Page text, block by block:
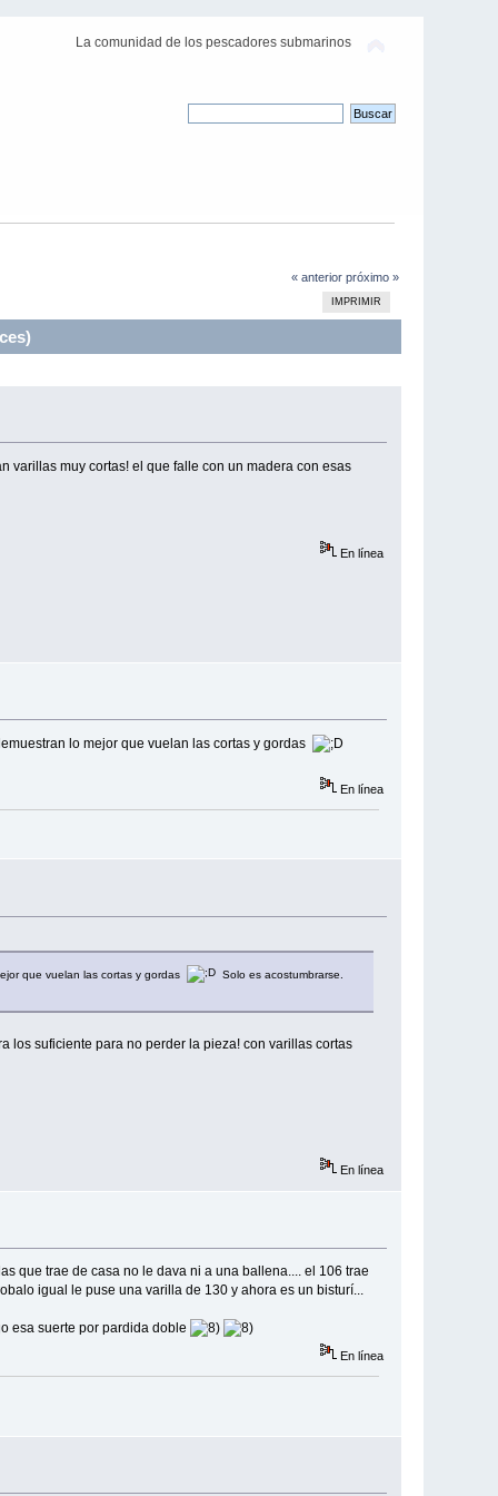
La comunidad de los pescadores submarinos
« anterior próximo »
IMPRIMIR
varillas muy cortas! el que falle con un madera con esas
En línea
lo mejor que vuelan las cortas y gordas
En línea
que vuelan las cortas y gordas
Solo es acostumbrarse.
los suficiente para no perder la pieza! con varillas cortas
En línea
que trae de casa no le dava ni a una ballena.... el 106 trae
igual le puse una varilla de 130 y ahora es un bisturí...
esa suerte por pardida doble
En línea